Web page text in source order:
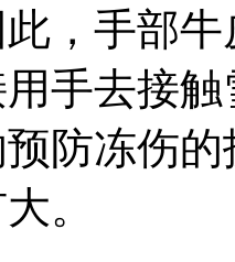
，手部
手去接
防冻伤
。